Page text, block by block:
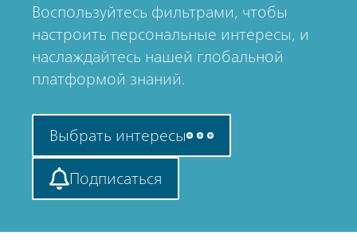
Воспользуйтесь фильтрами, чтобы
настроить персональные интересы, и
наслаждайтесь нашей глобальной
платформой знаний.
Выбрать интересы
Подписаться